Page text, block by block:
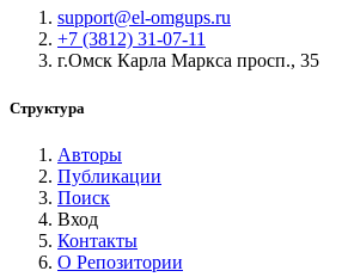
support@el-omgups.ru
+7 (3812) 31-07-11
г.Омск Карла Маркса просп., 35
Структура
Авторы
Публикации
Поиск
Вход
Контакты
О Репозитории